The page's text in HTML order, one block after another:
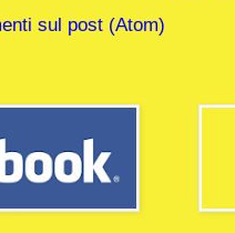
sul post (Atom)